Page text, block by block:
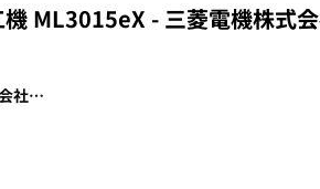
ML3015eX - 三菱電機株式
社…